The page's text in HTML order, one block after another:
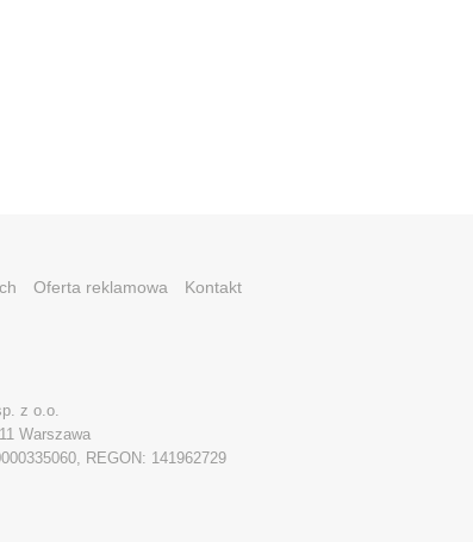
Oferta reklamowa Kontakt
z o.o.
Warszawa
REGON: 141962729